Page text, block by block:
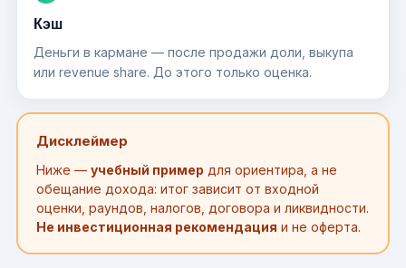
Кэш
Деньги в кармане — после продажи доли, выкупа
или revenue share. До этого только оценка.
Дисклеймер
Ниже — учебный пример для ориентира, а не
обещание дохода: итог зависит от входной
оценки, раундов, налогов, договора и ликвидности.
Не инвестиционная рекомендация и не оферта.